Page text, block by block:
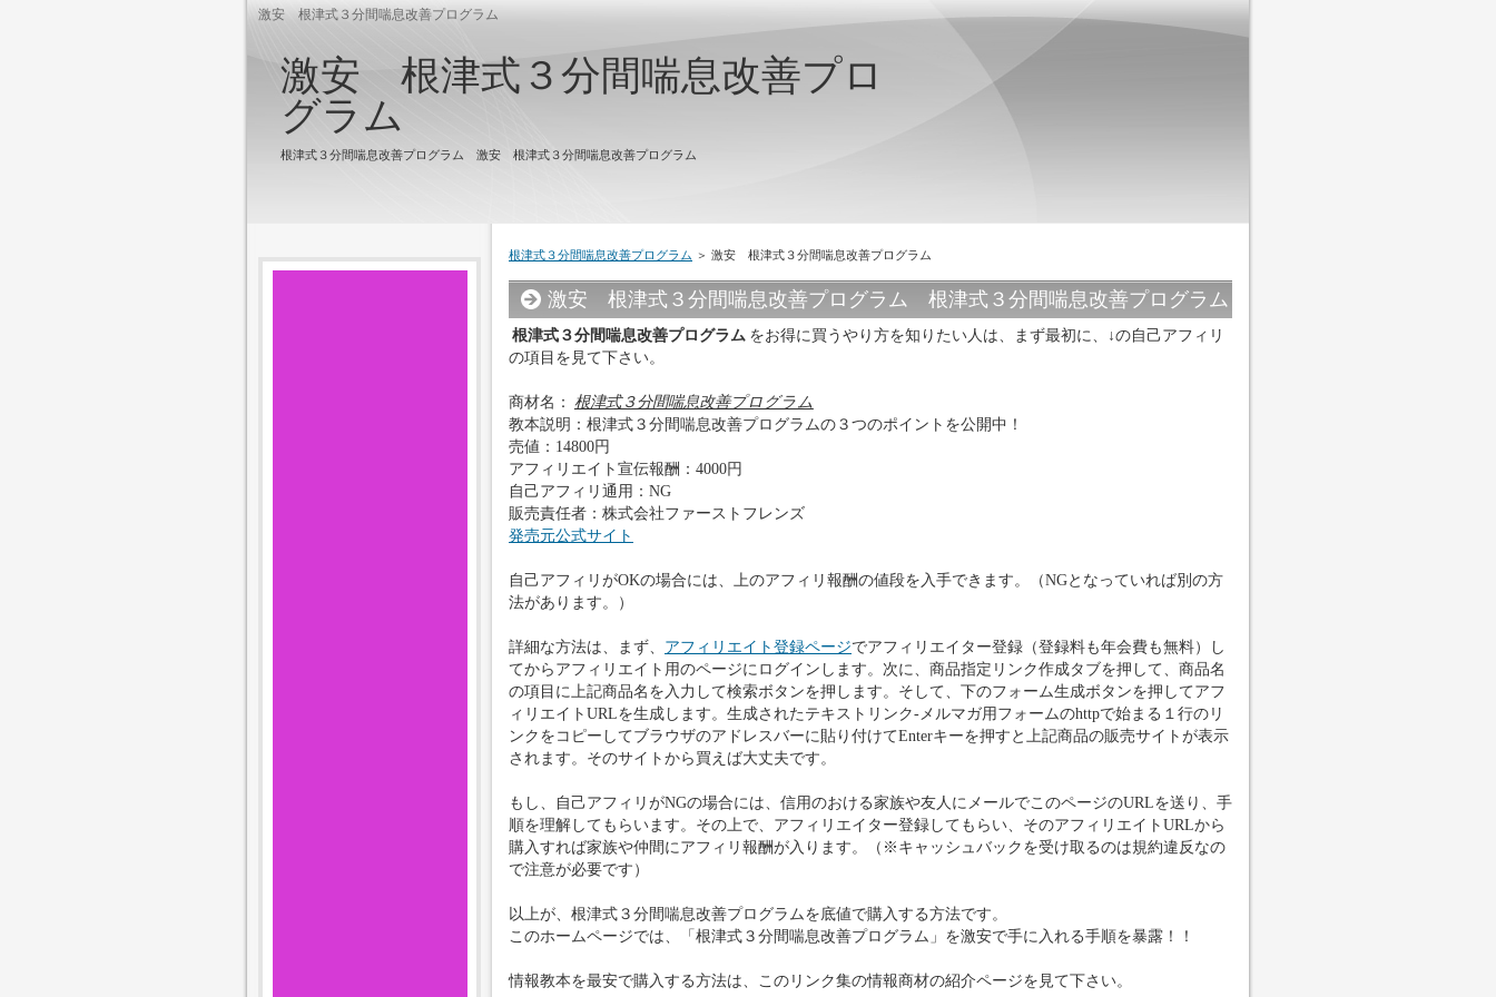
激安 根津式３分間喘息改善プログラム
激安 根津式３分間喘息改善プロ
グラム
根津式３分間喘息改善プログラム 激安 根津式３分間喘息改善プログラム
根津式３分間喘息改善プログラム ＞ 激安 根津式３分間喘息改善プログラム
激安 根津式３分間喘息改善プログラム 根津式３分間喘息改善プログラム
根津式３分間喘息改善プログラム をお得に買うやり方を知りたい人は、まず最初に、↓の自己アフィリ
の項目を見て下さい。
商材名：
根津式３分間喘息改善プログラム
教本説明：根津式３分間喘息改善プログラムの３つのポイントを公開中！
売値：14800円
アフィリエイト宣伝報酬：4000円
自己アフィリ通用：NG
販売責任者：株式会社ファーストフレンズ
発売元公式サイト
自己アフィリがOKの場合には、上のアフィリ報酬の値段を入手できます。（NGとなっていれば別の方
法があります。）
詳細な方法は、まず、 アフィリエイト登録ページでアフィリエイター登録（登録料も年会費も無料）し
てからアフィリエイト用のページにログインします。次に、商品指定リンク作成タブを押して、商品名
の項目に上記商品名を入力して検索ボタンを押します。そして、下のフォーム生成ボタンを押してアフ
ィリエイトURLを生成します。生成されたテキストリンク-メルマガ用フォームのhttpで始まる１行のリ
ンクをコピーしてブラウザのアドレスバーに貼り付けてEnterキーを押すと上記商品の販売サイトが表示
されます。そのサイトから買えば大丈夫です。
もし、自己アフィリがNGの場合には、信用のおける家族や友人にメールでこのページのURLを送り、手
順を理解してもらいます。その上で、アフィリエイター登録してもらい、そのアフィリエイトURLから
購入すれば家族や仲間にアフィリ報酬が入ります。（※キャッシュバックを受け取るのは規約違反なの
で注意が必要です）
以上が、根津式３分間喘息改善プログラムを底値で購入する方法です。
このホームページでは、「根津式３分間喘息改善プログラム」を激安で手に入れる手順を暴露！！
情報教本を最安で購入する方法は、このリンク集の情報商材の紹介ページを見て下さい。